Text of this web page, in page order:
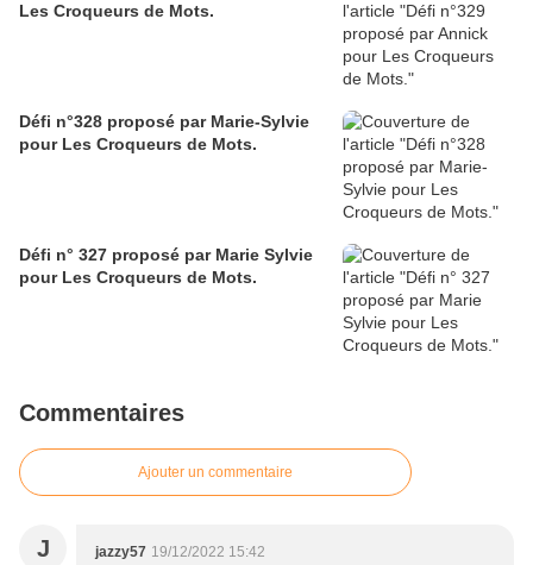
Les Croqueurs de Mots.
Défi n°328 proposé par Marie-Sylvie
pour Les Croqueurs de Mots.
Défi n° 327 proposé par Marie Sylvie
pour Les Croqueurs de Mots.
Commentaires
Ajouter un commentaire
J jazzy57 19/12/2022 15:42